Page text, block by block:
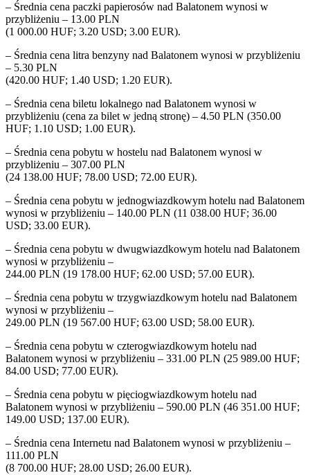
– Średnia cena paczki papierosów nad Balatonem wynosi w
przybliżeniu – 13.00 PLN
(1 000.00 HUF; 3.20 USD; 3.00 EUR).
– Średnia cena litra benzyny nad Balatonem wynosi w przybliżeniu
– 5.30 PLN
(420.00 HUF; 1.40 USD; 1.20 EUR).
– Średnia cena biletu lokalnego nad Balatonem wynosi w
przybliżeniu (cena za bilet w jedną stronę) – 4.50 PLN (350.00
HUF; 1.10 USD; 1.00 EUR).
– Średnia cena pobytu w hostelu nad Balatonem wynosi w
przybliżeniu – 307.00 PLN
(24 138.00 HUF; 78.00 USD; 72.00 EUR).
– Średnia cena pobytu w jednogwiazdkowym hotelu nad Balatonem
wynosi w przybliżeniu – 140.00 PLN (11 038.00 HUF; 36.00
USD; 33.00 EUR).
– Średnia cena pobytu w dwugwiazdkowym hotelu nad Balatonem
wynosi w przybliżeniu –
244.00 PLN (19 178.00 HUF; 62.00 USD; 57.00 EUR).
– Średnia cena pobytu w trzygwiazdkowym hotelu nad Balatonem
wynosi w przybliżeniu –
249.00 PLN (19 567.00 HUF; 63.00 USD; 58.00 EUR).
– Średnia cena pobytu w czterogwiazdkowym hotelu nad
Balatonem wynosi w przybliżeniu – 331.00 PLN (25 989.00 HUF;
84.00 USD; 77.00 EUR).
– Średnia cena pobytu w pięciogwiazdkowym hotelu nad
Balatonem wynosi w przybliżeniu – 590.00 PLN (46 351.00 HUF;
149.00 USD; 137.00 EUR).
– Średnia cena Internetu nad Balatonem wynosi w przybliżeniu –
111.00 PLN
(8 700.00 HUF; 28.00 USD; 26.00 EUR).